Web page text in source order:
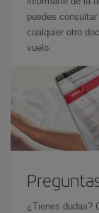
puedes
cualquier otro
vuelo.
¿Tienes dudas?